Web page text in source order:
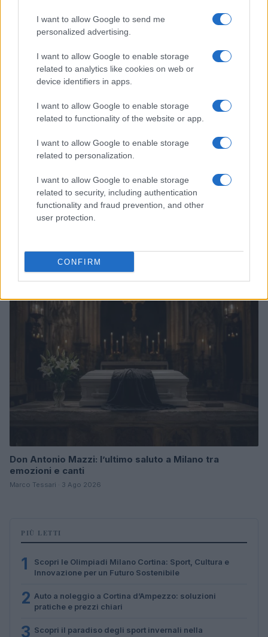
I want to allow Google to send me
personalized advertising.
I want to allow Google to enable storage
related to analytics like cookies on web or
device identifiers in apps.
I want to allow Google to enable storage
related to functionality of the website or app.
I want to allow Google to enable storage
related to personalization.
I want to allow Google to enable storage
related to security, including authentication
functionality and fraud prevention, and other
user protection.
CONFIRM
Come scegliere le scarpe da running donna: comfort
e performance
NEWS
accuse e i dettagli
Alessandro Tassinari · 7 Ago 2026
Don Antonio Mazzi: l’ultimo saluto a Milano tra
emozioni e canti
Marco Tessari · 3 Ago 2026
PIÙ LETTI
1
Scopri le Olimpiadi Milano Cortina: Sport, Cultura e
Innovazione per un Futuro Sostenibile
2 Auto a noleggio a Cortina d’Ampezzo: soluzioni
pratiche e prezzi chiari
3 Scopri il paradiso degli sport invernali nella